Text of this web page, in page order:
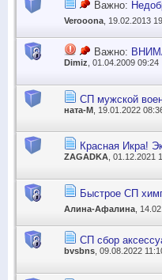
Важно:
Verooona , 19.02.2013
Важно:
Dimiz , 01.04.2009 09:24
СП мужской
ната-М , 19.01.2022
Красная Икра!
ZAGADKA , 01.12.2021
Быстрое СП
Алина-Афалина ,
СП сбор
bvsbns , 09.08.2022